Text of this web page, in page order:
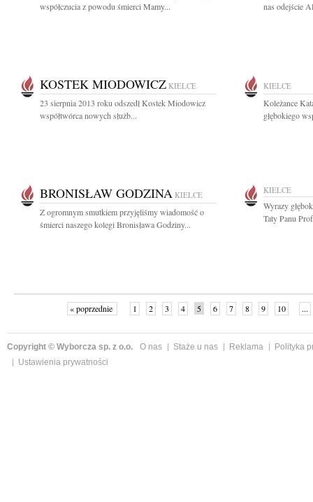
współczucia z powodu śmierci Mamy...
nas odejście
KOSTEK MIODOWICZ KIELCE
23 sierpnia 2013 roku odszedł Kostek Miodowicz
współtwórca nowych służb...
KIELCE
Koleżance
głębokiego
BRONISŁAW GODZINA KIELCE
Z ogromnym smutkiem przyjęliśmy wiadomość o
śmierci naszego kolegi Bronisława Godziny...
KIELCE
Wyrazy
Taty Panu
« poprzednie 1 2 3 4 5 6 7 8 9 10 ...
Copyright © Wyborcza sp. z o.o. O nas Staże u nas Reklama
Polityka
Ustawienia prywatności